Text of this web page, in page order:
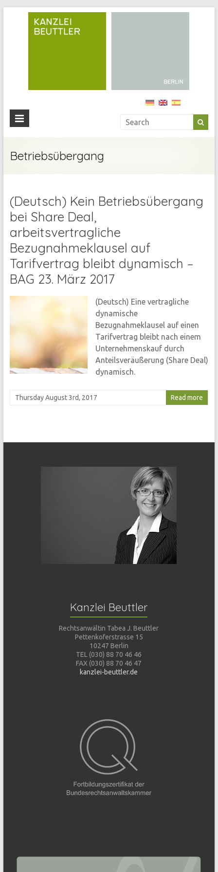
Betriebsübergang
(Deutsch) Kein Betriebsübergang
bei Share Deal,
arbeitsvertragliche
Bezugnahmeklausel auf
Tarifvertrag bleibt dynamisch –
BAG 23. März 2017
(Deutsch) Eine vertragliche
dynamische
Bezugnahmeklausel auf einen
Tarifvertrag bleibt nach einem
Unternehmenskauf durch
Anteilsveräußerung (Share Deal)
dynamisch.
Thursday August 3rd, 2017 Read more
Kanzlei Beuttler
Rechtsanwältin Tabea J. Beuttler
Pettenkoferstrasse 15
10247 Berlin
TEL (030) 88 70 46 46
FAX (030) 88 70 46 47
kanzlei-beuttler.de